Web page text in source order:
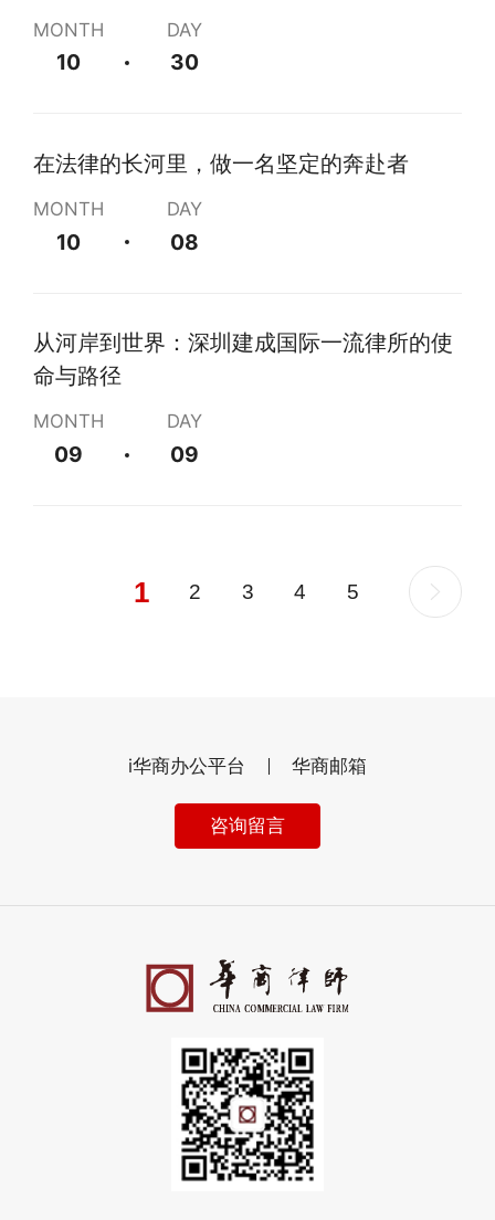
MONTH
10
DAY
30
在法律的长河里，做一名坚定的奔赴者
MONTH
10
DAY
08
从河岸到世界：深圳建成国际一流律所的使
命与路径
MONTH
09
DAY
09
1 2 3 4 5
i华商办公平台 华商邮箱
咨询留言